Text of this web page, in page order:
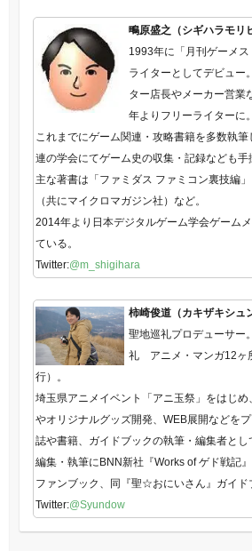
鴫原盛之（シギハラモリ
1993年に「月刊ゲーメ
ライターとしてデビュー
ター店長やメーカー営業
年よりフリーライターに。
これまでにゲーム関連・攻略書籍を多数執
連の学会にてゲーム史の収集・記録なども手
主な著書は「ファミダス ファミコン裏技編」
（共にマイクロマガジン社）など。
2014年より日本デジタルゲーム学会ゲーム
ている。
Twitter:@m_shigihara
柿崎俊道（カキザキシュ
聖地巡礼プロデューサー
礼 アニメ・マンガ12ヶ
行）。
埼玉県アニメイベント「アニ玉祭」をはじ
やオリジナルグッズ開発、WEB展開などを
誌や書籍、ガイドブックの執筆・編集者とし
編集・執筆にBNN新社『Works of ゲド戦記
ファンブック、同『聖☆おにいさん』ガイド
Twitter:@Syundow